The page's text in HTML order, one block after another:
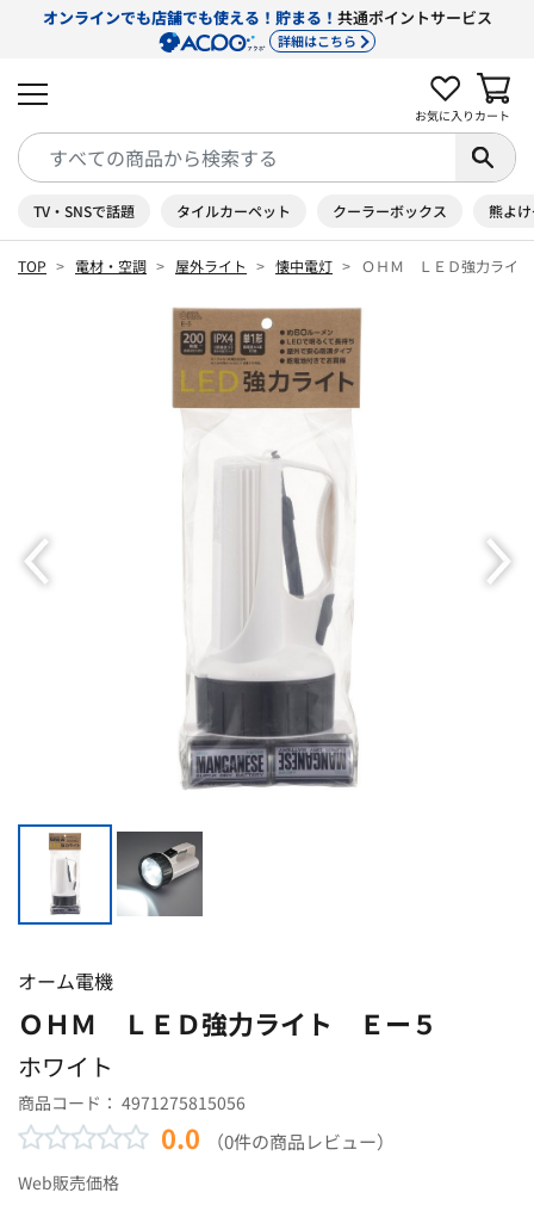
オンラインでも店舗でも使える！貯まる！ 共通ポイントサービス
詳細はこちら
お気に入り カート
TV・SNSで話題 タイルカーペット クーラーボックス 熊よ
TOP 電材・空調 屋外ライト 懐中電灯 ＯＨＭ ＬＥＤ強力ライ
オーム電機
ＯＨＭ ＬＥＤ強力ライト Ｅー５
ホワイト
商品コード： 4971275815056
0.0 （0件の商品レビュー）
Web販売価格